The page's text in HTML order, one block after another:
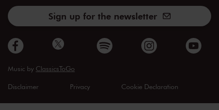
Sign up for the newsletter
Music by ClassicsToGo
Disclaimer Privacy Cookie Declaration